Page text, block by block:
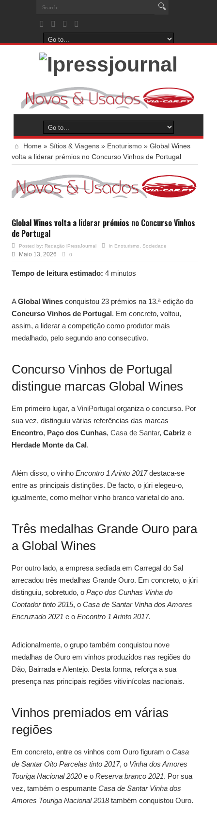
Home » Sítios & Viagens » Enoturismo » Global Wines
volta a liderar prémios no Concurso Vinhos de Portugal
Global Wines volta a liderar prémios no Concurso Vinhos
de Portugal
Posted by: Redação iPressJournal in Enoturismo Sociedade
Maio 13, 2026 0
Tempo de leitura estimado: 4 minutos
AGlobal Wines conquistou 23 prémios na 13.ª edição do
Concurso Vinhos de Portugal. Em concreto, voltou,
assim, a liderar a competição como produtor mais
medalhado, pelo segundo ano consecutivo.
Concurso Vinhos de Portugal
distingue marcas Global Wines
Em primeiro lugar, a ViniPortugal organiza o concurso. Por
sua vez, distinguiu várias referências das marcas
Encontro, Paço dos Cunhas, Casa de Santar, Cabriz e
Herdade Monte da Cal.
Além disso, o vinho Encontro 1 Arinto 2017destaca-se
entre as principais distinções. De facto, o júri elegeu-o,
igualmente, como melhor vinho branco varietal do ano.
Três medalhas Grande Ouro para
a Global Wines
Por outro lado, a empresa sediada em Carregal do Sal
arrecadou três medalhas Grande Ouro. Em concreto, o júri
distinguiu, sobretudo, o Paço dos Cunhas Vinha do
Contador tinto 2015, o Casa de Santar Vinha dos Amores
Encruzado 2021 e o Encontro 1 Arinto 2017.
Adicionalmente, o grupo também conquistou nove
medalhas de Ouro em vinhos produzidos nas regiões do
Dão, Bairrada e Alentejo. Desta forma, reforça a sua
presença nas principais regiões vitivinícolas nacionais.
Vinhos premiados em várias
regiões
Em concreto, entre os vinhos com Ouro figuram o Casa
de Santar Oito Parcelas tinto 2017, o Vinha dos Amores
Touriga Nacional 2020e o Reserva branco 2021. Por sua
vez, também o espumante Casa de Santar Vinha dos
Amores Touriga Nacional 2018também conquistou Ouro.